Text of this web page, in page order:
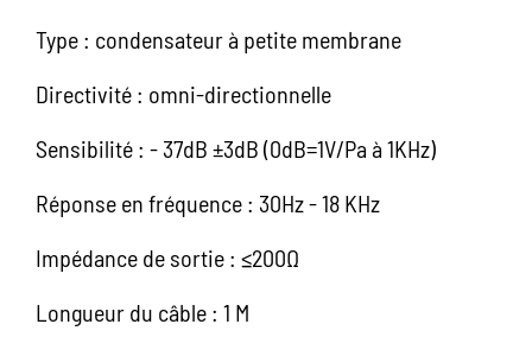
Type : condensateur à petite membrane
Directivité : omni-directionnelle
Sensibilité : - 37dB ±3dB (0dB=1V/Pa à 1KHz)
Réponse en fréquence : 30Hz - 18 KHz
Impédance de sortie : ≤200Ω
Longueur du câble : 1 M